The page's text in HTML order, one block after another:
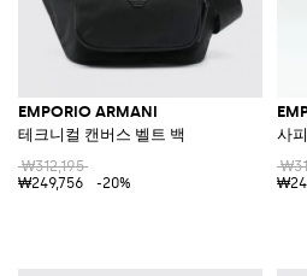
EMPORIO ARMANI
테크니컬 캔버스 벨트 백
₩312,195
₩249,756
-20%
사